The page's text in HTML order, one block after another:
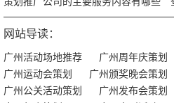
网站导读：
广州活动场地推荐 广州周年庆策划
广州运动会策划
广州颁奖晚会策划
广州公关活动策划
广州发布会策划